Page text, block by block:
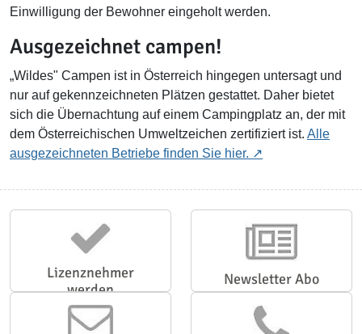
Einwilligung der Bewohner eingeholt werden.
Ausgezeichnet campen!
„Wildes" Campen ist in Österreich hingegen untersagt und
nur auf gekennzeichneten Plätzen gestattet. Daher bietet
sich die Übernachtung auf einem Campingplatz an, der mit
dem Österreichischen Umweltzeichen zertifiziert ist. Alle
ausgezeichneten Betriebe finden Sie hier.
Lizenznehmer
werden
Newsletter Abo